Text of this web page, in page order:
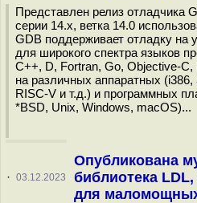
Представлен релиз отладчика
серии 14.x, ветка 14.0
GDB поддерживает отладку на
для широкого спектра языков
C++, D, Fortran, Go, Objective-C,
на различных аппаратных
RISC-V и т.д.) и программных
*BSD, Unix, Windows, macOS)...
· 03.12.2023
Опубликована
библиотека
для